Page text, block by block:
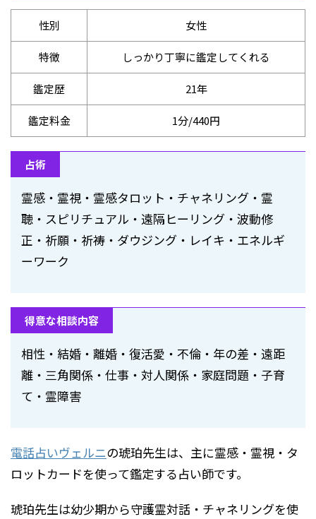
性別 女性
特徴 しっかり丁寧に鑑定してくれる
鑑定歴 21年
鑑定料金 1分/440円
占術
霊感・霊視・霊感タロット・チャネリング・霊
聴・スピリチュアル・遠隔ヒーリング・波動修
正・祈願・祈祷・ダウジング・レイキ・エネルギ
ーワーク
得意な相談内容
相性・結婚・離婚・復活愛・不倫・年の差・遠距
離・三角関係・仕事・対人関係・家庭問題・子育
て・霊障害
電話占いヴェルニの琥珀先生は、主に霊感・霊視・タ
ロットカードを使って鑑定する占い師です。
琥珀先生は幼少期から守護霊対話・チャネリングを使